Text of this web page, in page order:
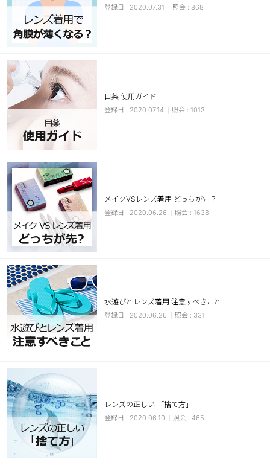
総合掲示板
カスタマーサービス
ショッピングガイド
アプリダウンロード
INSTAGRAM TWITTER
2020.07.31 868
目薬 使用ガイド
2020.07.14 1013
メイクVSレンズ着用 どっちが先？
2020.06.26 1638
水遊びとレンズ着用 注意すべきこと
2020.06.26 331
レンズの正しい 「捨て方」
2020.06.10 465